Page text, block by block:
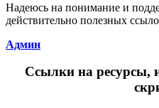
Надеюсь на понимание и
действительно полезных
Админ
Ссылки на ресурсы,